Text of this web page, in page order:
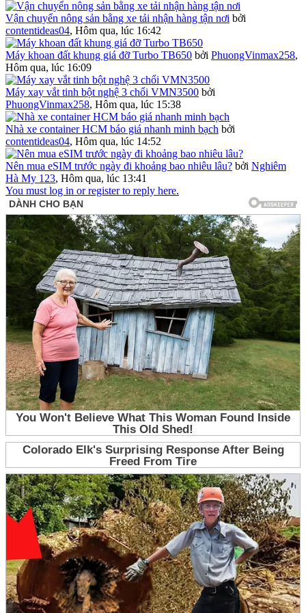
Vận chuyển nông sản bằng xe tải nhận hàng tận nơi bởi
contentideas04, Hôm qua, lúc 16:42
Máy khoan đất khung giá đỡ Turbo TB650 bởi PhuongVinmax258,
Hôm qua, lúc 16:09
Máy xay vắt tinh bột nghệ 3 chổi VMN3500 bởi
PhuongVinmax258, Hôm qua, lúc 15:38
Nhà xe container HCM báo giá nhanh minh bạch bởi
contentideas04, Hôm qua, lúc 14:52
Nên mua eSIM trước ngày đi khoảng bao nhiêu lâu? bởi Nghiêm
Hà My 123, Hôm qua, lúc 13:41
You must log in or register to reply here.